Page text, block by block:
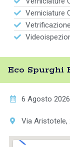
Verniciature
Eco Spurghi
6 Agosto
Via Aristotele,